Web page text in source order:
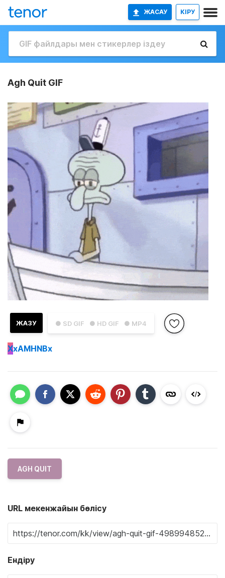
ЖАСАУ КІРУ
Agh Quit GIF
● SD GIF ● HD GIF ● MP4
ЖАЗУ
XxAMHNBx
AGH QUIT
URL мекенжайын бөлісу
Ендіру